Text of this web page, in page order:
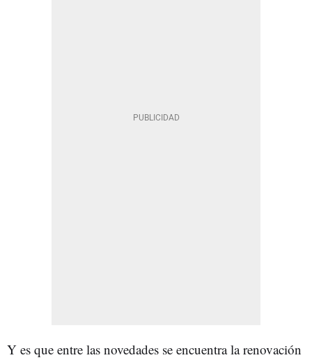
Y es que entre las novedades se encuentra la renovación